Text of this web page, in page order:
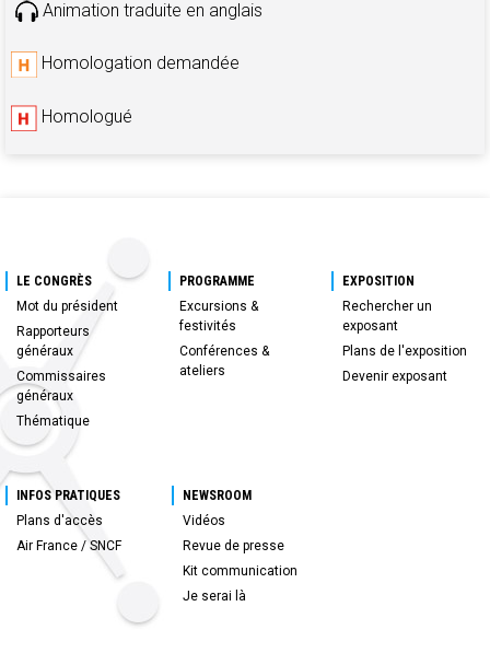
Animation traduite en anglais
Homologation demandée
Homologué
LE CONGRÈS
Mot du président
Rapporteurs
généraux
Commissaires
généraux
Thématique
PROGRAMME
Excursions &
festivités
Conférences &
ateliers
EXPOSITION
Rechercher un
exposant
Plans de l'exposition
Devenir exposant
INFOS PRATIQUES
Plans d'accès
Air France / SNCF
NEWSROOM
Vidéos
Revue de presse
Kit communication
Je serai là